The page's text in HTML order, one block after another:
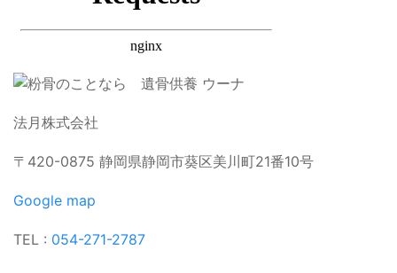
法月株式会社
〒420-0875 静岡県静岡市葵区美川町21番10号
Google map
TEL : 054-271-2787